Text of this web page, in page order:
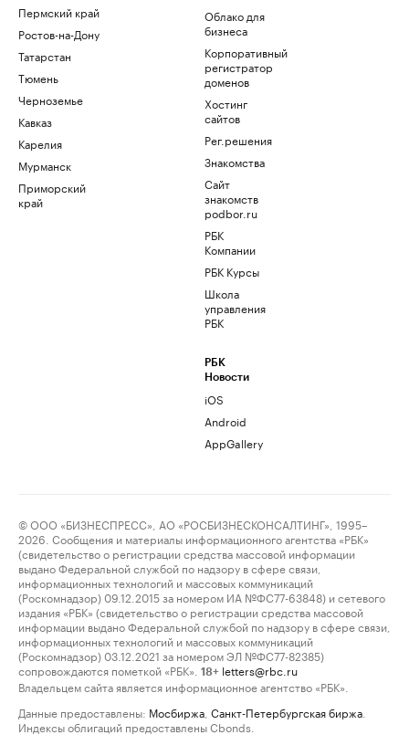
Пермский край
Ростов-на-Дону
Татарстан
Тюмень
Черноземье
Кавказ
Карелия
Мурманск
Приморский
край
Облако для
бизнеса
Корпоративный
регистратор
доменов
Хостинг
сайтов
Рег.решения
Знакомства
Сайт
знакомств
podbor.ru
РБК
Компании
РБК Курсы
Школа
управления
РБК
РБК
Новости
iOS
Android
AppGallery
© ООО «БИЗНЕСПРЕСС», АО «РОСБИЗНЕСКОНСАЛТИНГ», 1995–
2026. Сообщения и материалы информационного агентства «РБК»
(свидетельство о регистрации средства массовой информации
выдано Федеральной службой по надзору в сфере связи,
информационных технологий и массовых коммуникаций
(Роскомнадзор) 09.12.2015 за номером ИА №ФС77-63848) и сетевого
издания «РБК» (свидетельство о регистрации средства массовой
информации выдано Федеральной службой по надзору в сфере связи,
информационных технологий и массовых коммуникаций
(Роскомнадзор) 03.12.2021 за номером ЭЛ №ФС77-82385)
сопровождаются пометкой «РБК».
18+ letters@rbc.ru
Владельцем сайта является информационное агентство «РБК».
Данные предоставлены: Мосбиржа Санкт-Петербургская биржа
Индексы облигаций предоставлены Cbonds.